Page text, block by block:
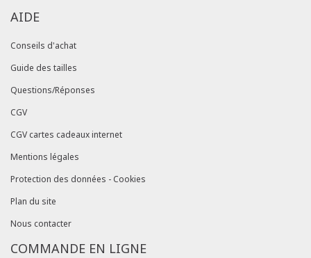
AIDE
Conseils d'achat
Guide des tailles
Questions/Réponses
CGV
CGV cartes cadeaux internet
Mentions légales
Protection des données - Cookies
Plan du site
Nous contacter
COMMANDE EN LIGNE